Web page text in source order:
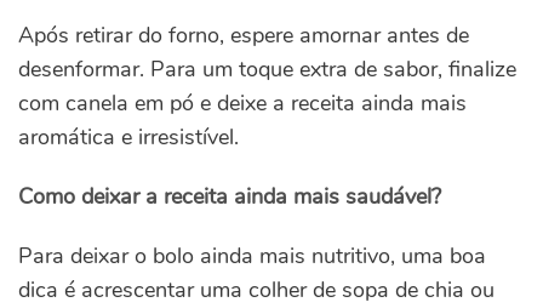
Após retirar do forno, espere amornar antes de
desenformar. Para um toque extra de sabor, finalize
com canela em pó e deixe a receita ainda mais
aromática e irresistível.
Como deixar a receita ainda mais saudável?
Para deixar o bolo ainda mais nutritivo, uma boa
dica é acrescentar uma colher de sopa de chia ou